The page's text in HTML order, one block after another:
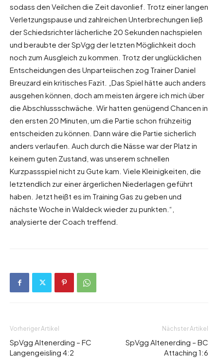
sodass den Veilchen die Zeit davonlief. Trotz einer langen
Verletzungspause und zahlreichen Unterbrechungen ließ
der Schiedsrichter lächerliche 20 Sekunden nachspielen
und beraubte der SpVgg der letzten Möglichkeit doch
noch zum Ausgleich zu kommen. Trotz der unglücklichen
Entscheidungen des Unparteiischen zog Trainer Daniel
Breuzard ein kritisches Fazit. „Das Spiel hätte auch anders
ausgehen können, doch am meisten ärgere ich mich über
die Abschlussschwäche. Wir hatten genügend Chancen in
den ersten 20 Minuten, um die Partie schon frühzeitig
entscheiden zu können. Dann wäre die Partie sicherlich
anders verlaufen. Auch durch die Nässe war der Platz in
keinem guten Zustand, was unserem schnellen
Kurzpassspiel nicht zu Gute kam. Viele Kleinigkeiten, die
letztendlich zur einer ärgerlichen Niederlagen geführt
haben. Jetzt heißt es im Training Gas zu geben und
nächste Woche in Waldeck wieder zu punkten.“,
analysierte der Coach treffend.
Vorheriger Artikel
SpVgg Altenerding – FC
Langengeisling 4:2
Nächster Artikel
SpVgg Altenerding – BC
Attaching 1:6